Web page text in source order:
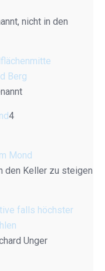
nicht in den
Berg
4
Mond
den Keller zu steigen
falls höchster
Unger